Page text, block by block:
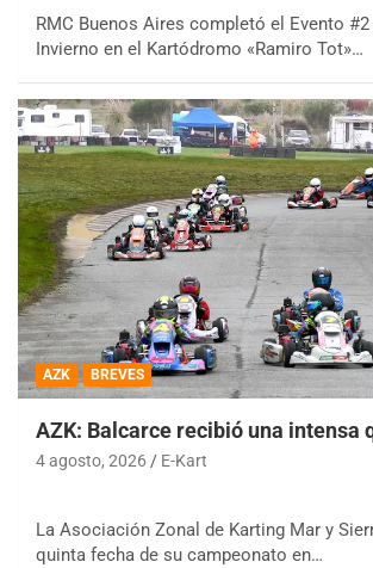
RMC Buenos Aires completó el Evento
Invierno en el Kartódromo «Ramiro Tot»…
AZK BREVES
AZK: Balcarce recibió una intensa
4 agosto, 2026 E-Kart
La Asociación Zonal de Karting Mar y
quinta fecha de su campeonato en…